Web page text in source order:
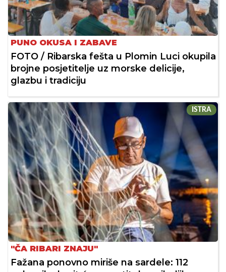
PUNO OKUSA I ZABAVE
FOTO / Ribarska fešta u Plomin Luci okupila
brojne posjetitelje uz morske delicije,
glazbu i tradiciju
ISTRA
"ČA RIBARI ZNAJU"
Fažana ponovno miriše na sardele: 112